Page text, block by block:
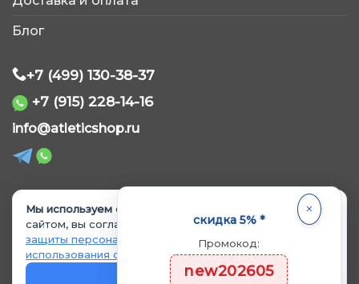
Блог
+7 (499) 130-38-37
+7 (915) 228-14-16
info@atleticshop.ru
Мы используем cookie.
Продолжая пользоваться
сайтом, вы соглашаетесь с
Политикой обработки и
защиты персональных данных
иПолитикой
использования cookie
© 2026 «AtleticShop». Все права защищены
Политика обработки персональных данных
Политика использования cookie
скидка 5% *
Промокод:
new202605